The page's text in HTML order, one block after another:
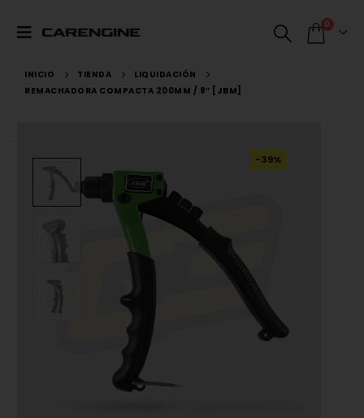
0
INICIO TIENDA
LIQUIDACIÓN
REMACHADORA COMPACTA 200MM / 8″ [JBM]
-39%